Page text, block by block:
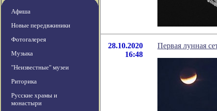
Афиша
Новые передвжиники
Фотогалерея
Музыка
"Неизвестные" музеи
Риторика
Русские храмы и
монастыри
28.10.2020
16:48
Первая лунная